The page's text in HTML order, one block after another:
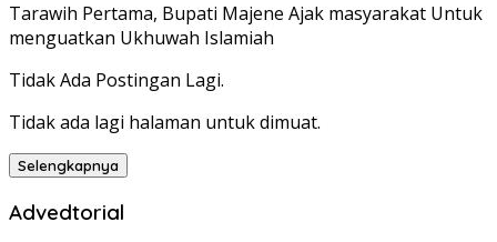
Tarawih Pertama, Bupati Majene Ajak masyarakat Untuk
menguatkan Ukhuwah Islamiah
Tidak Ada Postingan Lagi.
Tidak ada lagi halaman untuk dimuat.
Selengkapnya
Advedtorial